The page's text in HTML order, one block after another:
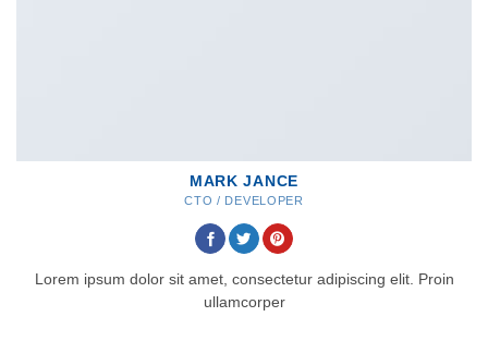
MARK JANCE
CTO / DEVELOPER
Lorem ipsum dolor sit amet, consectetur adipiscing elit. Proin
ullamcorper